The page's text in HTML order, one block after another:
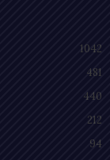
1042
481
440
212
94